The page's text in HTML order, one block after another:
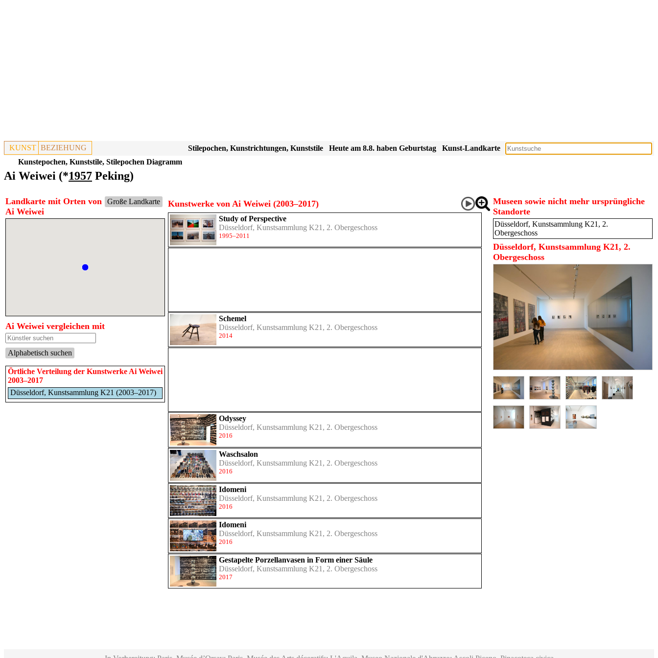
KUNST BEZIEHUNG Kunst-Landkarte
Heute am 8.8. haben Geburtstag
Stilepochen, Kunstrichtungen, Kunststile
Kunstepochen, Kunststile, Stilepochen Diagramm
Ai Weiwei (*1957 Peking)
Große Landkarte
Landkarte mit Orten von
Ai Weiwei
Ai Weiwei vergleichen mit
Alphabetisch suchen
Örtliche Verteilung der Kunstwerke Ai Weiwei
2003–2017
Düsseldorf, Kunstsammlung K21 (2003–2017)
Kunstwerke von Ai Weiwei (2003–2017)
Study of Perspective
Düsseldorf, Kunstsammlung K21, 2. Obergeschoss
1995–2011
Schemel
Düsseldorf, Kunstsammlung K21, 2. Obergeschoss
2014
Odyssey
Düsseldorf, Kunstsammlung K21, 2. Obergeschoss
2016
Waschsalon
Düsseldorf, Kunstsammlung K21, 2. Obergeschoss
2016
Idomeni
Düsseldorf, Kunstsammlung K21, 2. Obergeschoss
2016
Idomeni
Düsseldorf, Kunstsammlung K21, 2. Obergeschoss
2016
Gestapelte Porzellanvasen in Form einer Säule
Düsseldorf, Kunstsammlung K21, 2. Obergeschoss
2017
Museen sowie nicht mehr ursprüngliche
Standorte
Düsseldorf, Kunstsammlung K21, 2.
Obergeschoss
Düsseldorf, Kunstsammlung K21, 2.
Obergeschoss